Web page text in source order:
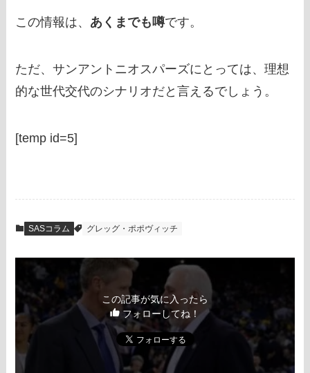
この情報は、 あくまでも噂です。
ただ、サンアントニオスパーズにとっては、理想
的な世代交代のシナリオだと言えるでしょう。
[temp id=5]
SASコラム グレッグ・ポポヴィッチ
この記事が気に入ったら
フォローしてね！